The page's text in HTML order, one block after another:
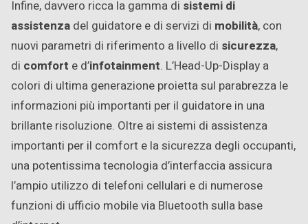
Infine, davvero ricca la gamma di sistemi di
assistenza del guidatore e di servizi di mobilità, con
nuovi parametri di riferimento a livello di sicurezza,
di comfort e d’infotainment. L’Head-Up-Display a
colori di ultima generazione proietta sul parabrezza le
informazioni più importanti per il guidatore in una
brillante risoluzione. Oltre ai sistemi di assistenza
importanti per il comfort e la sicurezza degli occupanti,
una potentissima tecnologia d’interfaccia assicura
l’ampio utilizzo di telefoni cellulari e di numerose
funzioni di ufficio mobile via Bluetooth sulla base